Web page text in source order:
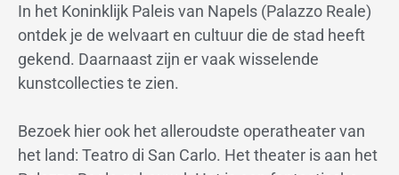
In het Koninklijk Paleis van Napels (Palazzo Reale)
ontdek je de welvaart en cultuur die de stad heeft
gekend. Daarnaast zijn er vaak wisselende
kunstcollecties te zien.
Bezoek hier ook het alleroudste operatheater van
het land: Teatro di San Carlo. Het theater is aan het